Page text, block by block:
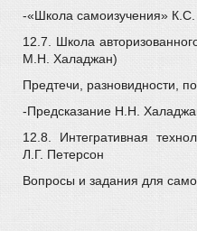
-«Школа самоизучения»
12.7. Школа
М.Н. Халаджан)
Предтечи, разновидности,
-Предсказание Н.Н.
12.8. Интегративная
Л.Г. Петерсон
Вопросы и задания для